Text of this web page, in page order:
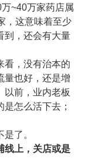
~40万家药店属
，这意味着至少
到，还会有大量
看，没有治本的
量也好，还是增
以前，业内老板
怎么活下去；
了。
线上，关店或是